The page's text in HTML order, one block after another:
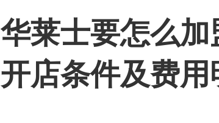
华莱士要怎么
开店条件及费用